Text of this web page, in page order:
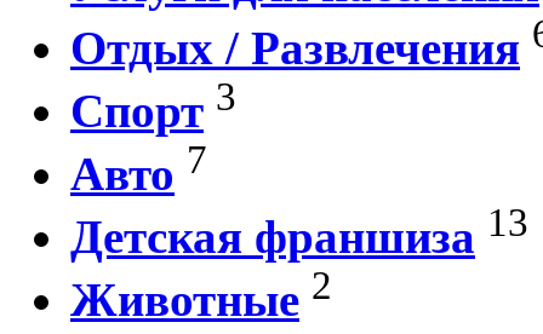
Отдых / Развлечения
Спорт 3
Авто 7
Детская франшиза 13
Животные 2